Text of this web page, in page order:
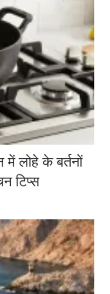
लोहे के बर्तनों
टिप्स